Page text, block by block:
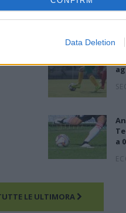
Data Deletion
a
LE ULTIMORA